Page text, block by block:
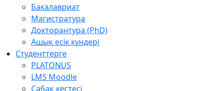
Бакалавриат
Магистратура
Докторантура (PhD)
Ашық есік күндері
Студенттерге
PLATONUS
LMS Moodle
Сабақ кестесі